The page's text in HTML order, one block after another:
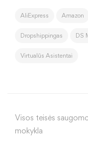
AliExpress Amazon
Dropshippingas DS
Virtualūs Asistentai
Visos teisės
mokykla